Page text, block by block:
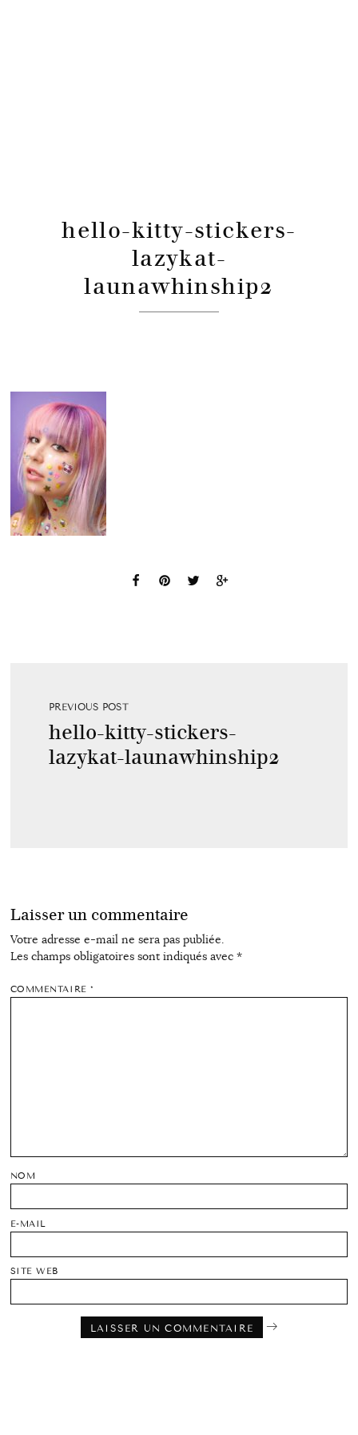
hello-kitty-stickers-
lazykat-
launawhinship2
PREVIOUS POST
hello-kitty-stickers-
lazykat-launawhinship2
Laisser un commentaire
Votre adresse e-mail ne sera pas publiée.
Les champs obligatoires sont indiqués avec *
COMMENTAIRE*
NOM
E-MAIL
SITE WEB